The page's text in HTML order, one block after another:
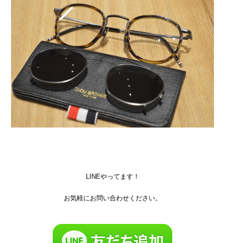
LINEやってます！
お気軽にお問い合わせください。